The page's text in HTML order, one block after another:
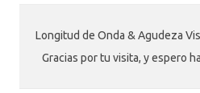
Longitud de Onda & Agudeza
Gracias por tu visita, y espero